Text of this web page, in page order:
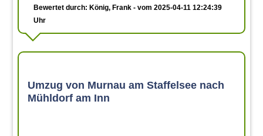
Bewertet durch: König, Frank - vom 2025-04-11 12:24:39
Uhr
Umzug von Murnau am Staffelsee nach
Mühldorf am Inn